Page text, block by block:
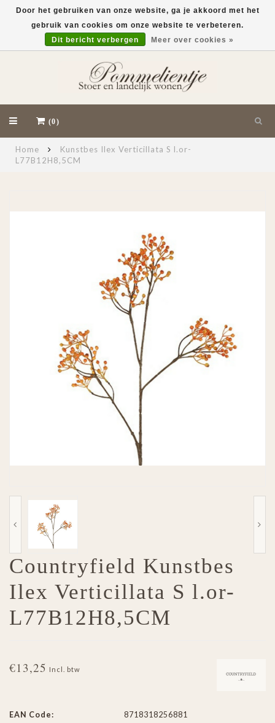
(0)
Home
Kunstbes Ilex Verticillata S l.or-
L77B12H8,5CM
Countryfield Kunstbes
Ilex Verticillata S l.or-
L77B12H8,5CM
€13,25 Incl. btw
EAN Code:
8718318256881
Door het gebruiken van onze website, ga je akkoord met het
gebruik van cookies om onze website te verbeteren.
Dit bericht verbergen
Meer over cookies »